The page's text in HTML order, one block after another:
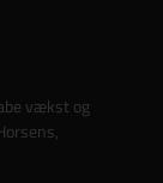
vækst og